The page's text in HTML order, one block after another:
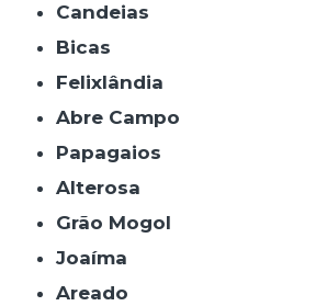
Candeias
Bicas
Felixlândia
Abre Campo
Papagaios
Alterosa
Grão Mogol
Joaíma
Areado